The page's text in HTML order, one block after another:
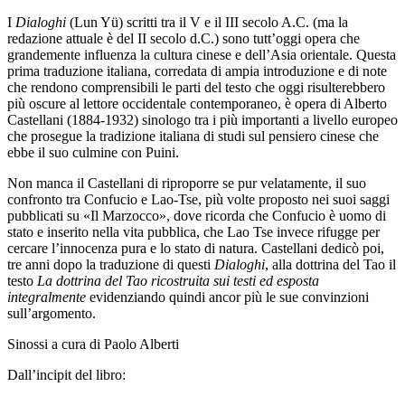
I Dialoghi (Lun Yü) scritti tra il V e il III secolo A.C. (ma la
redazione attuale è del II secolo d.C.) sono tutt’oggi opera che
grandemente influenza la cultura cinese e dell’Asia orientale. Questa
prima traduzione italiana, corredata di ampia introduzione e di note
che rendono comprensibili le parti del testo che oggi risulterebbero
più oscure al lettore occidentale contemporaneo, è opera di Alberto
Castellani (1884-1932) sinologo tra i più importanti a livello europeo
che prosegue la tradizione italiana di studi sul pensiero cinese che
ebbe il suo culmine con Puini.
Non manca il Castellani di riproporre se pur velatamente, il suo
confronto tra Confucio e Lao-Tse, più volte proposto nei suoi saggi
pubblicati su «Il Marzocco», dove ricorda che Confucio è uomo di
stato e inserito nella vita pubblica, che Lao Tse invece rifugge per
cercare l’innocenza pura e lo stato di natura. Castellani dedicò poi,
tre anni dopo la traduzione di questi Dialoghi, alla dottrina del Tao il
testo La dottrina del Tao ricostruita sui testi ed esposta
integralmente evidenziando quindi ancor più le sue convinzioni
sull’argomento.
Sinossi a cura di Paolo Alberti
Dall’incipit del libro: